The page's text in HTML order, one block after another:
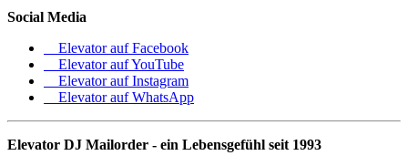
Social Media
Elevator auf Facebook
Elevator auf YouTube
Elevator auf Instagram
Elevator auf WhatsApp
Elevator DJ Mailorder - ein Lebensgefühl seit 1993